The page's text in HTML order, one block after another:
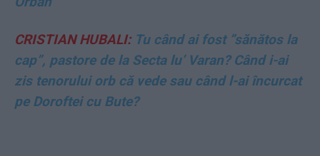
CRISTIAN HUBALI:Tu când ai fost ”sănătos la
cap”, pastore de la Secta lu’ Varan? Când i-ai
zis tenorului orb că vede sau când l-ai încurcat
pe Doroftei cu Bute?